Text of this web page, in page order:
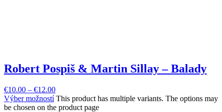
Robert Pospiš & Martin Sillay – Balady
€10.00 – €12.00
Výber možností This product has multiple variants. The options may
be chosen on the product page